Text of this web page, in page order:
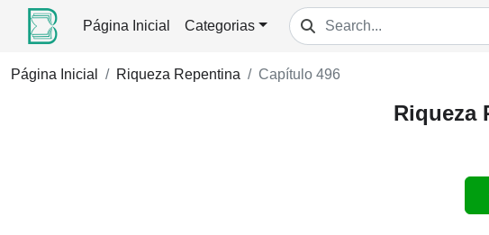
Página Inicial Categorias
Página Inicial Riqueza Repentina Capítulo 496
Riqueza